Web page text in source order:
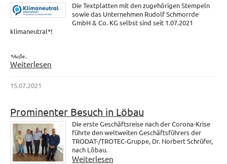
Die Textplatten mit den zugehörigen Stempeln
sowie das Unternehmen Rudolf Schmorrde
GmbH & Co. KG selbst sind seit 1.07.2021
klimaneutral*!
*Auße...
Weiterlesen
15.07.2021
Prominenter Besuch in Löbau
Die erste Geschäftsreise nach der Corona-Krise
führte den weltweiten Geschäftsführers der
TRODAT-/TROTEC-Gruppe, Dr. Norbert Schrüfer,
nach Löbau.
Weiterlesen